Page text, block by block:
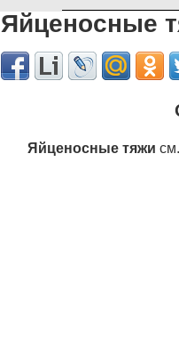
Яйценосные
Яйценосные тяжи